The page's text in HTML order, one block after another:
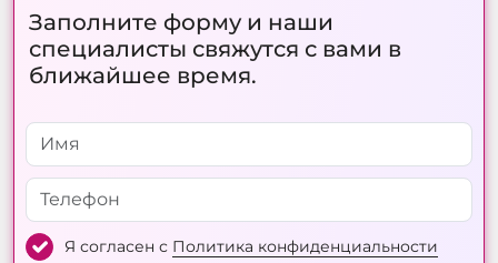
Заполните форму и наши
специалисты свяжутся с вами в
ближайшее время.
Я согласен с Политика конфиденциальности